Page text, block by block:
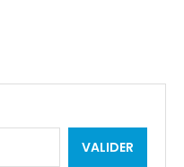
VALIDER